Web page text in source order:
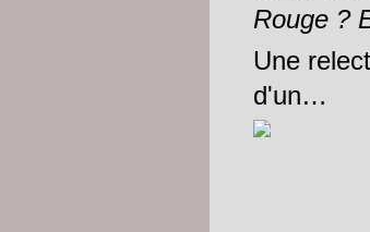
Rouge ?
Une
d'un…